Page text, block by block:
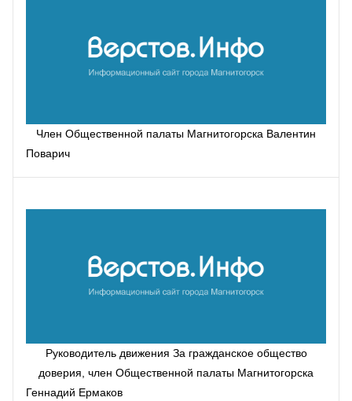
Член Общественной палаты Магнитогорска Валентин
Поварич
Руководитель движения За гражданское общество
доверия, член Общественной палаты Магнитогорска
Геннадий Ермаков